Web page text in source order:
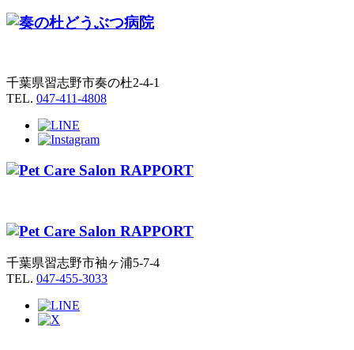
千葉県習志野市奏の杜2-4-1
TEL. 047-411-4808
千葉県習志野市袖ヶ浦5-7-4
TEL. 047-455-3033